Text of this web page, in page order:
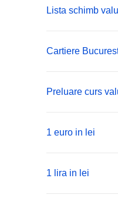
Lista schimb
Cartiere
Preluare curs
1 euro in lei
1 lira in lei